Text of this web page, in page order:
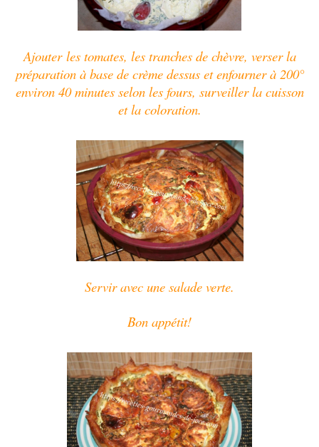
Ajouter les tomates, les tranches de chèvre, verser la
préparation à base de crème dessus et enfourner à 200°
environ 40 minutes selon les fours, surveiller la cuisson
et la coloration.
Servir avec une salade verte.
Bon appétit!